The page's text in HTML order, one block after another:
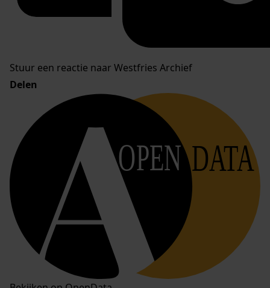
Stuur een reactie naar Westfries Archief
Delen
OPEN DATA